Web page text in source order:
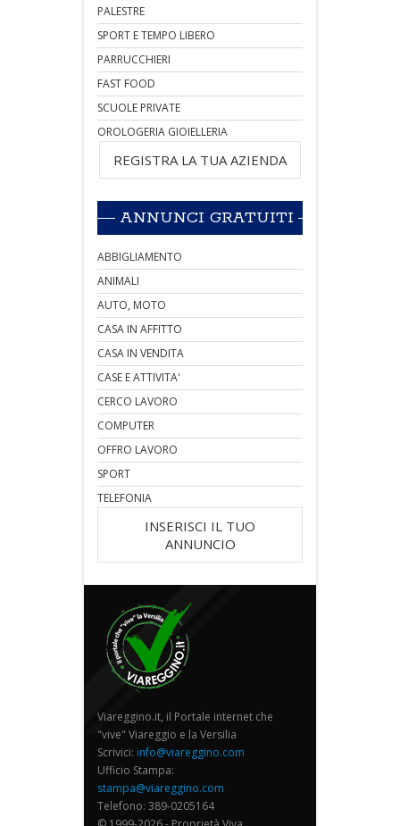
PALESTRE
SPORT E TEMPO LIBERO
PARRUCCHIERI
FAST FOOD
SCUOLE PRIVATE
OROLOGERIA GIOIELLERIA
REGISTRA LA TUA AZIENDA
ANNUNCI GRATUITI
ABBIGLIAMENTO
ANIMALI
AUTO, MOTO
CASA IN AFFITTO
CASA IN VENDITA
CASE E ATTIVITA'
CERCO LAVORO
COMPUTER
OFFRO LAVORO
SPORT
TELEFONIA
INSERISCI IL TUO
ANNUNCIO
Viareggino.it, il Portale internet che
"vive" Viareggio e la Versilia
Scrivici: info@viareggino.com
Ufficio Stampa:
stampa@viareggino.com
Telefono: 389-0205164